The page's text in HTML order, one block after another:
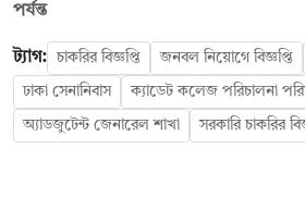
পর্যন্ত
ট্যাগ: চাকরির বিজ্ঞপ্তি জনবল নিয়োগে বিজ্ঞপ্তি
ঢাকা সেনানিবাস ক্যাডেট কলেজ পরিচালনা
অ্যাডজুটেন্ট জেনারেল শাখা সরকারি চাকরির